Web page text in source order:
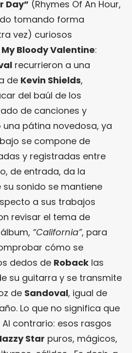
Day” (Rhymes Of An Hour,
tomando forma
vez) curiosos
My Bloody Valentine:
recurrieron a una
de Kevin Shields,
del baúl de los
de canciones y
pátina novedosa, ya
se compone de
y registradas entre
de entrada, da la
sonido se mantiene
a sus trabajos
revisar el tema de
“California”, para
cómo se
dedos de Roback las
su guitarra y se transmite
de Sandoval, igual de
Lo que no significa que
contrario: esos rasgos
Star puros, mágicos,